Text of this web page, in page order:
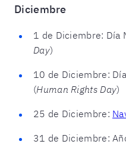
Diciembre
1 de Diciembre: Día
Day)
10 de Diciembre:
(Human Rights Day)
25 de Diciembre:
31 de Diciembre: